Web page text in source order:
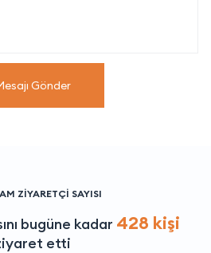
Gönder
ZİYARETÇİ SAYISI
bugüne kadar 428 kişi
etti